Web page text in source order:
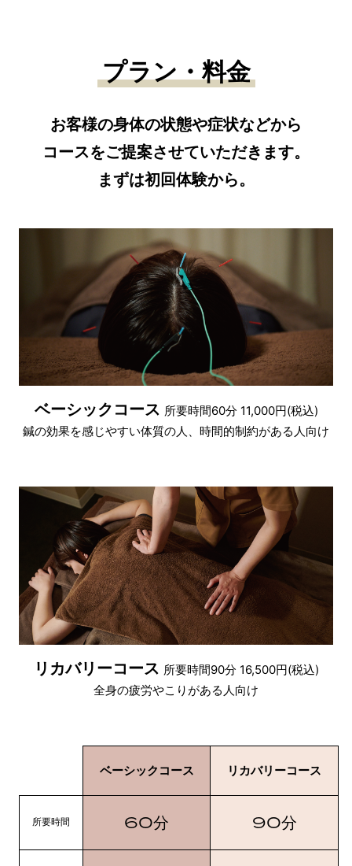
プラン・料金
お客様の身体の状態や症状などから
コースをご提案させていただきます。
まずは初回体験から。
ベーシックコース 所要時間60分 11,000円(税込)
鍼の効果を感じやすい体質の人、時間的制約がある人向け
リカバリーコース 所要時間90分 16,500円(税込)
全身の疲労やこりがある人向け
ベーシックコース リカバリーコース
所要時間 60分 90分